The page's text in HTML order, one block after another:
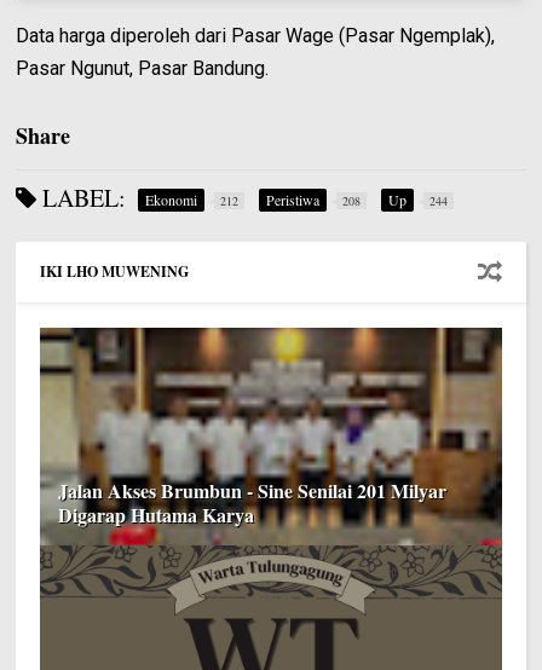
Data harga diperoleh dari Pasar Wage (Pasar Ngemplak),
Pasar Ngunut, Pasar Bandung.
Share
LABEL: Ekonomi 212 Peristiwa 208 Up 244
IKI LHO MUWENING
Jalan Akses Brumbun - Sine Senilai 201 Milyar
Digarap Hutama Karya